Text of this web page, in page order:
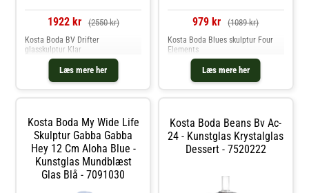
1922 kr (2550 kr)
Læs mere her
Kosta Boda BV Drifter
glasskulptur Klar
979 kr (1089 kr)
Læs mere her
Kosta Boda Blues skulptur Four
Elements
Kosta Boda My Wide Life
Skulptur Gabba Gabba
Hey 12 Cm Aloha Blue -
Kunstglas Mundblæst
Glas Blå - 7091030
Kosta Boda Beans Bv Ac-
24 - Kunstglas Krystalglas
Dessert - 7520222